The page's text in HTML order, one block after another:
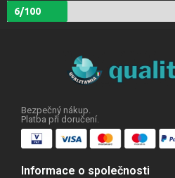
6/100
Bezpečný nákup.
Platba při doručení.
Informace o společnosti